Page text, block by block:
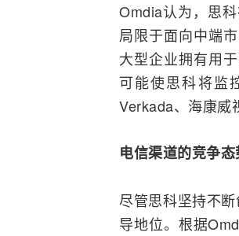
Omdia认为，思
局限于面向中端
大型企业拥有用
可能使思科将监
Verkada、海康威
电信渠道的竞争态
尽管思科坚持不
导地位。根据